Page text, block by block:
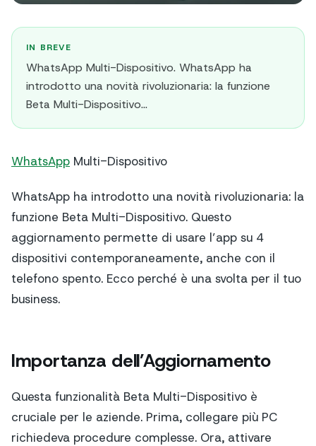
IN BREVE
WhatsApp Multi-Dispositivo. WhatsApp ha
introdotto una novità rivoluzionaria: la funzione
Beta Multi-Dispositivo...
WhatsApp Multi-Dispositivo
WhatsApp ha introdotto una novità rivoluzionaria: la
funzione Beta Multi-Dispositivo. Questo
aggiornamento permette di usare l’app su 4
dispositivi contemporaneamente, anche con il
telefono spento. Ecco perché è una svolta per il tuo
business.
Importanza dell’Aggiornamento
Questa funzionalità Beta Multi-Dispositivo è
cruciale per le aziende. Prima, collegare più PC
richiedeva procedure complesse. Ora, attivare